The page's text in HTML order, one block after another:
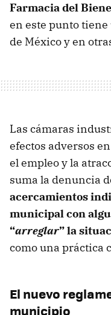
Farmacia del
en este punto
de México y en
Las cámaras
efectos adversos
el empleo y la
suma la denuncia
acercamientos
municipal con
“arreglar” la
como una práctica
El nuevo
municipio